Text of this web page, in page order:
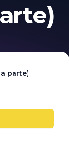
parte)